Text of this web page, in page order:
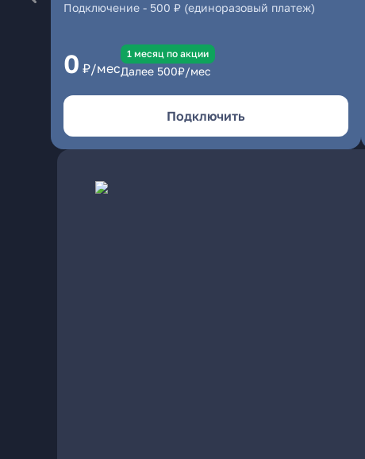
Подключение - 500 ₽ (единоразовый платеж)
0 ₽/мес
1 месяц по акции
Далее 500₽/мес
Подключить